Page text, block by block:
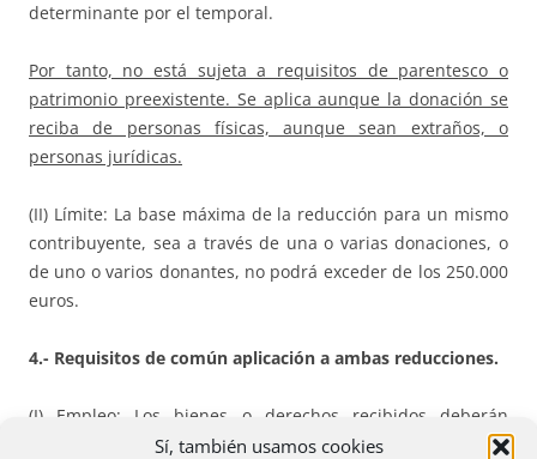
Sí, también usamos cookies
determinante por el temporal.
Por tanto, no está sujeta a requisitos de parentesco o
patrimonio preexistente. Se aplica aunque la donación se
reciba de personas físicas, aunque sean extraños, o
personas jurídicas.
(II) Límite: La base máxima de la reducción para un mismo
contribuyente, sea a través de una o varias donaciones, o
de uno o varios donantes, no podrá exceder de los 250.000
euros.
4.- Requisitos de común aplicación a ambas reducciones.
(I) Empleo: Los bienes o derechos recibidos deberán
destinarse a las finalidades previstas en cada una de ellas